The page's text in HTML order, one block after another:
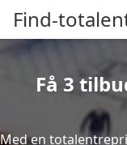
Find-
Få 3
Med en